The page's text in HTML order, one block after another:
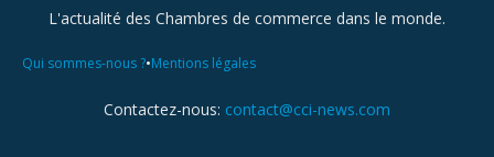
L'actualité des Chambres de commerce dans le monde.
Qui sommes-nous ?•Mentions légales
Contactez-nous: contact@cci-news.com